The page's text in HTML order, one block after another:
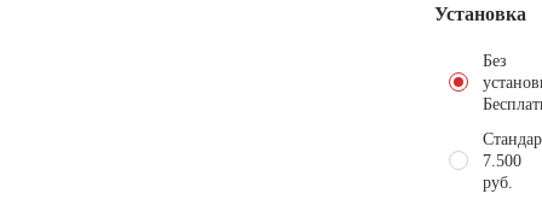
Установка
Без
7.500
руб.